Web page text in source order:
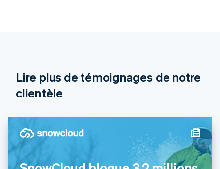
Lire plus de témoignages de notre
clientèle
Bulgarie
English
Canada
Chine continentale
Chypre
EnglishItaliano